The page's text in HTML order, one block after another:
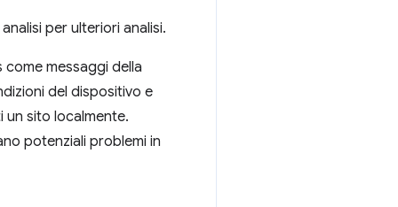
per ulteriori analisi.
come messaggi della
del dispositivo e
un sito localmente.
potenziali problemi in